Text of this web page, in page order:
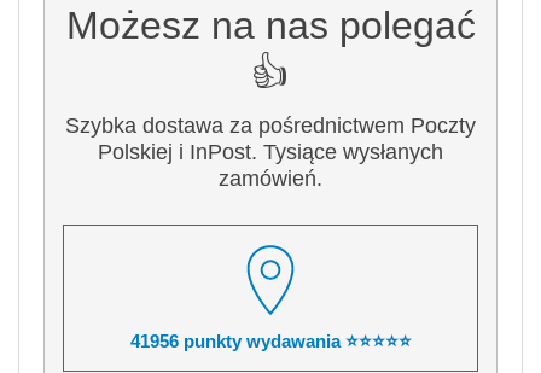
Możesz na nas polegać
👍
Szybka dostawa za pośrednictwem Poczty
Polskiej i InPost. Tysiące wysłanych
zamówień.
41956 punkty wydawania ⭐⭐⭐⭐⭐